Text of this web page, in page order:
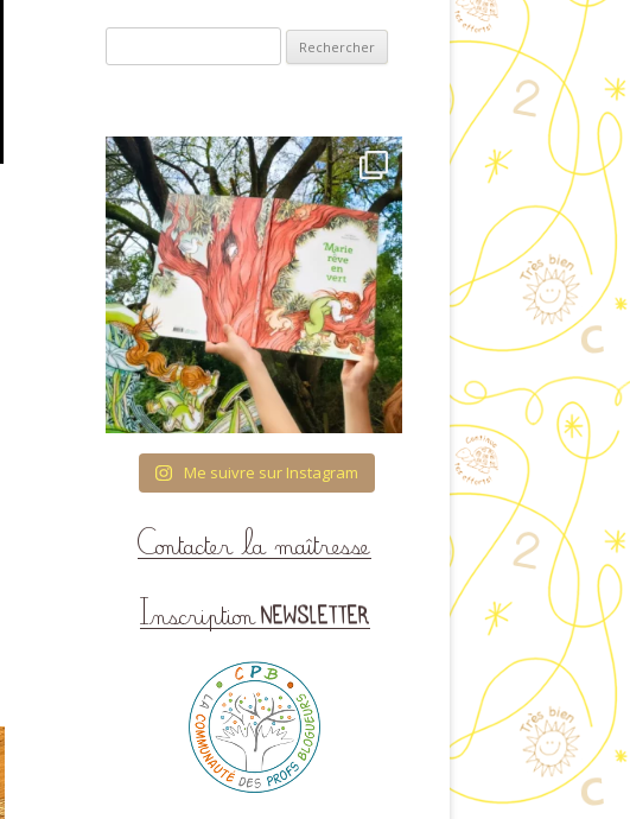
ET VISUELLES
DANS LA LECTURE
NOMBRES ET QUANTITÉS
STRUCTURATION DU TEMPS
AU FIL DES SAISONS
ÉDUCATION À LA VIE
AFFECTIVE ET
RELATIONNELLE (ÉVAR) À
L’ÉCOLE MATERNELLE
SCHÉMA CORPOREL
RECETTES IMAGÉES POUR
CUISINER EN CLASSE
FORMULAIRE DE CONTACT
Me suivre sur Instagram